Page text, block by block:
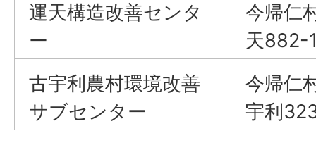
運天構造改善センタ
ー
今帰仁
天882-
古宇利農村環境改善
サブセンター
今帰仁
宇利